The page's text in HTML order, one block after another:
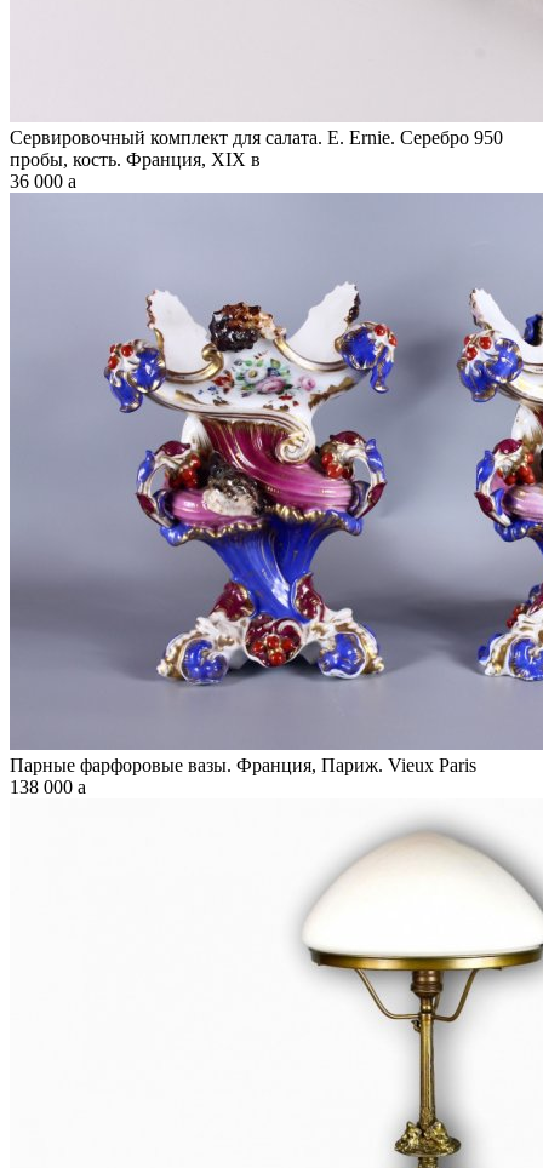
Сервировочный комплект для салата. E. Ernie. Серебро 950
пробы, кость. Франция, XIX в
36 000 a
Парные фарфоровые вазы. Франция, Париж. Vieux Paris
138 000 a